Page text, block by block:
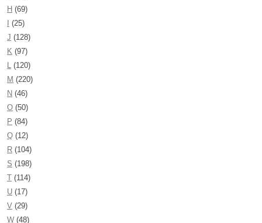
H (69)
(25)
J (128)
K (97)
L (120)
M (220)
N (46)
O (50)
P (84)
Q (12)
R (104)
S (198)
T (114)
U (17)
V (29)
W (48)